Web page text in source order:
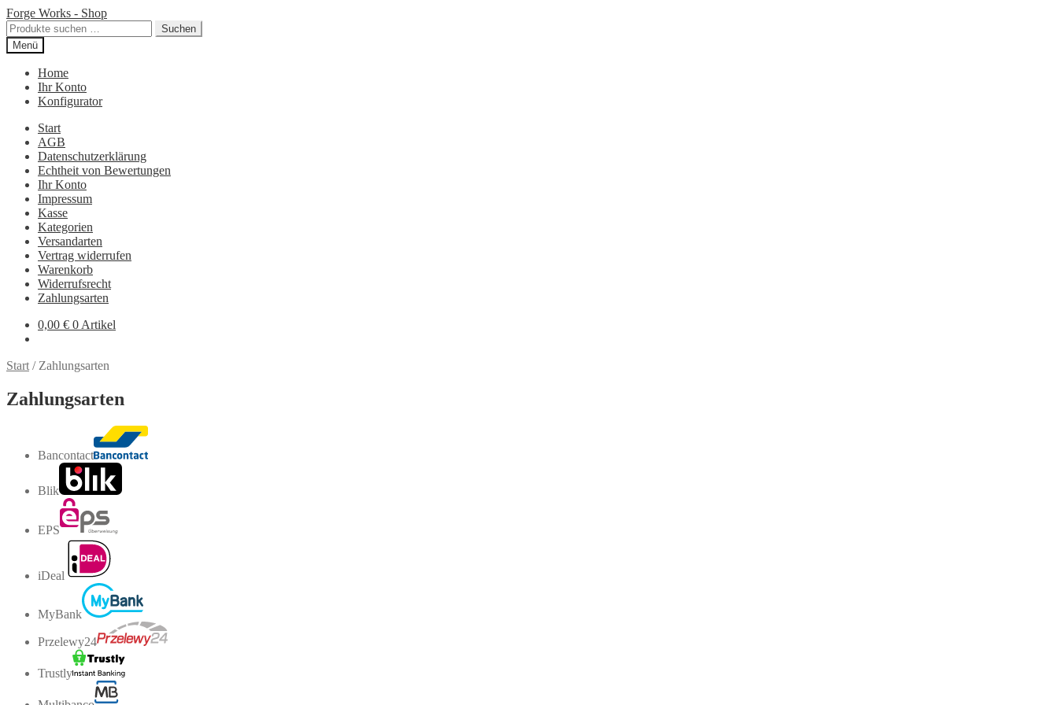
Zur
Navigation
springen
Zum
Inhalt
springen
Forge Works - Shop
Suchen
nach:
Suchen
Menü
Home
Ihr Konto
Konfigurator
Start
AGB
Datenschutzerklärung
Echtheit von Bewertungen
Ihr Konto
Impressum
Kasse
Kategorien
Versandarten
Vertrag widerrufen
Warenkorb
Widerrufsrecht
Zahlungsarten
0,00 € 0 Artikel
Start / Zahlungsarten
Zahlungsarten
Bancontact
Blik
EPS
iDeal
MyBank
Przelewy24
Trustly